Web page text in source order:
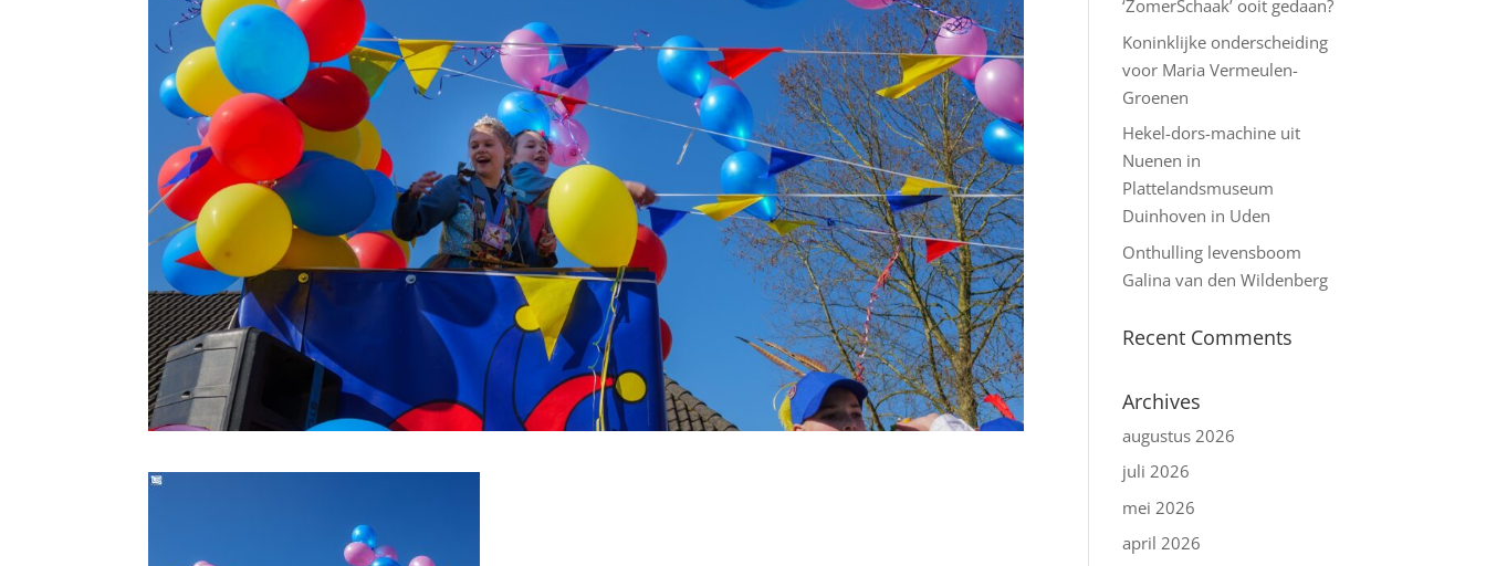
‘ZomerSchaak’ ooit gedaan?
Koninklijke onderscheiding
voor Maria Vermeulen-
Groenen
Hekel-dors-machine uit
Nuenen in
Plattelandsmuseum
Duinhoven in Uden
Onthulling levensboom
Galina van den Wildenberg
Recent Comments
Archives
augustus 2026
juli 2026
mei 2026
april 2026